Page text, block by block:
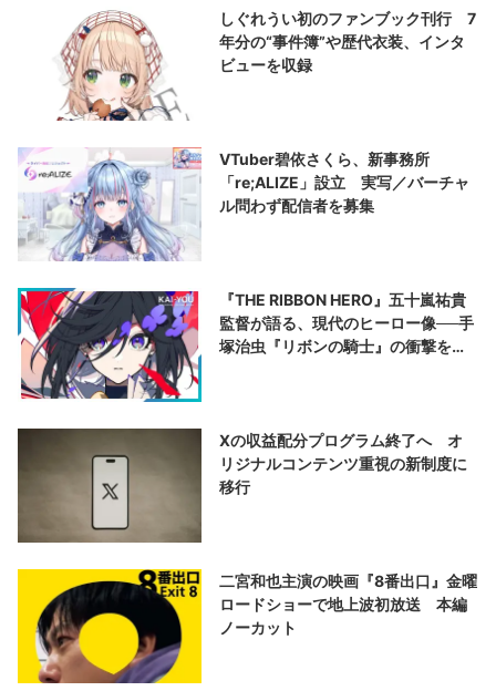
しぐれうい初のファンブック刊行 7
年分の“事件簿”や歴代衣装、インタ
ビューを収録
VTuber碧依さくら、新事務所
「re;ALIZE」設立 実写／バーチャ
ル問わず配信者を募集
『THE RIBBON HERO』五十嵐祐貴
監督が語る、現代のヒーロー像──手
塚治虫『リボンの騎士』の衝撃を再
Xの収益配分プログラム終了へ オ
リジナルコンテンツ重視の新制度に
移行
二宮和也主演の映画『8番出口』金曜
ロードショーで地上波初放送 本編
ノーカット